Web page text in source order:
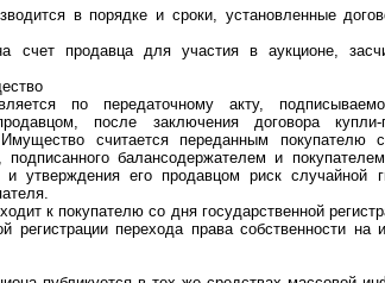
в порядке и сроки, установленные
продавца для участия в аукционе,
по передаточному акту,
после заключения договора
считается переданным покупателю
балансодержателем и
утверждения его продавцом риск случайной
к покупателю со дня государственной
регистрации перехода права собственности